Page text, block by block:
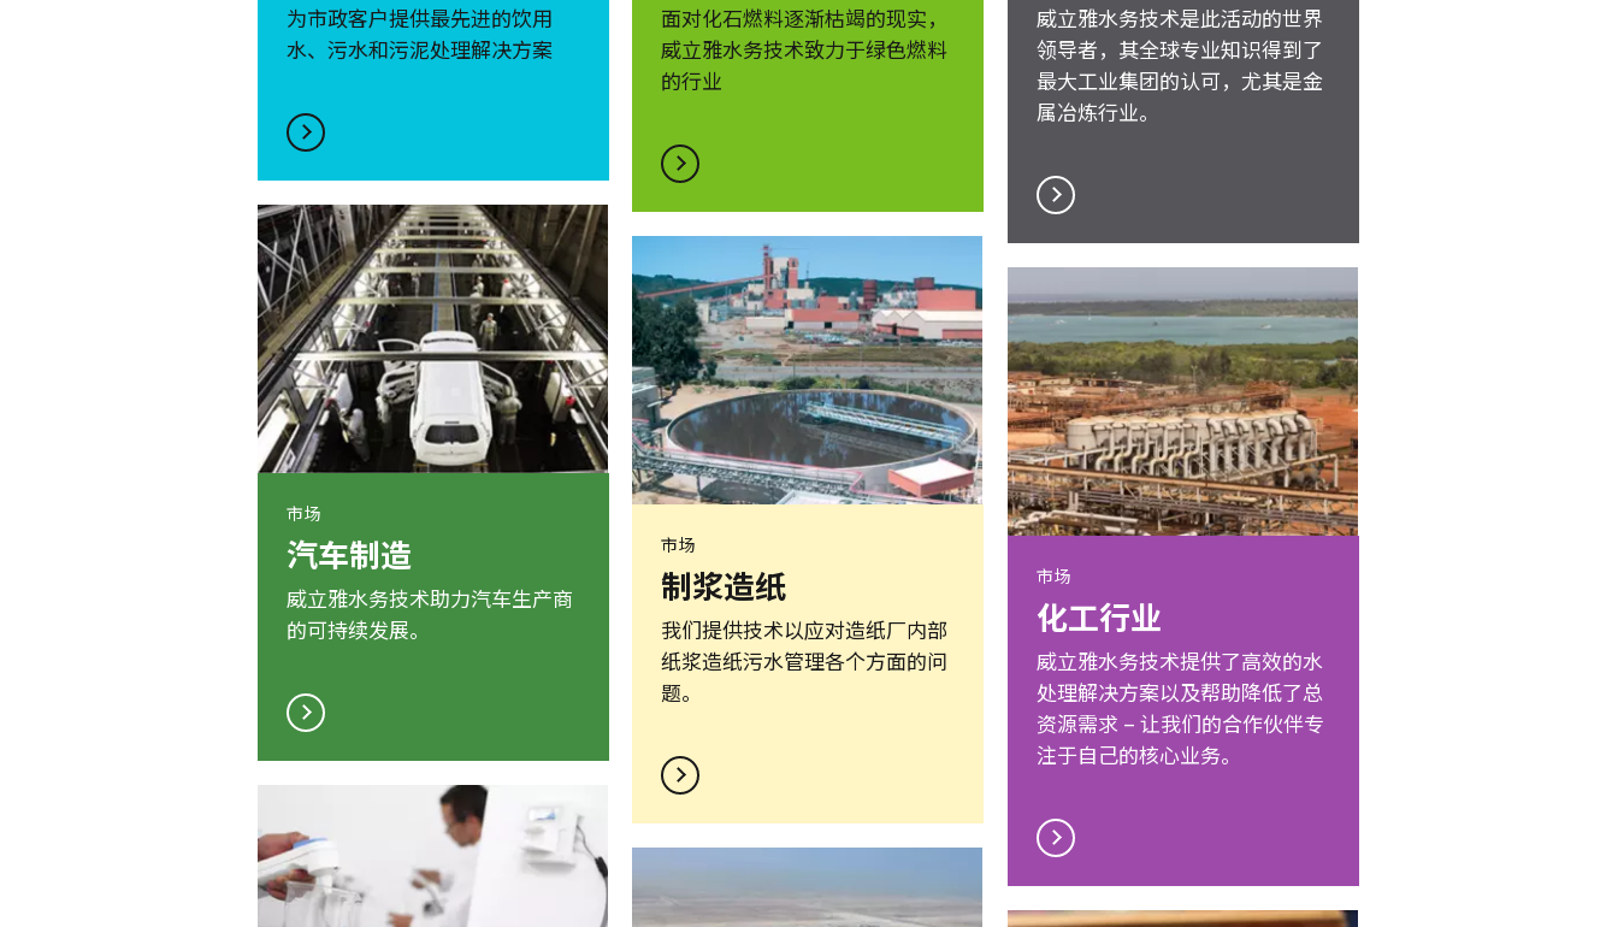
为市政客户提供最先进的饮用
水、污水和污泥处理解决方案
面对化石燃料逐渐枯竭的现实，
威立雅水务技术致力于绿色燃料
的行业
威立雅水务技术是此活动的世界
领导者，其全球专业知识得到了
最大工业集团的认可，尤其是金
属冶炼行业。
市场
汽车制造
威立雅水务技术助力汽车生产商
的可持续发展。
市场
制浆造纸
我们提供技术以应对造纸厂内部
纸浆造纸污水管理各个方面的问
题。
市场
化工行业
威立雅水务技术提供了高效的水
处理解决方案以及帮助降低了总
资源需求 – 让我们的合作伙伴专
注于自己的核心业务。